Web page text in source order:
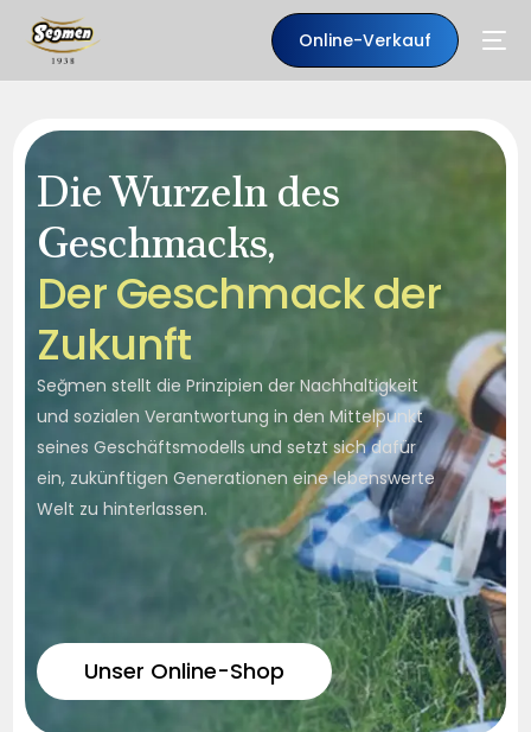
Online-Verkauf
Die Wurzeln des
Geschmacks,
DerGeschmackder
Zukunft
Seğmen stellt die Prinzipien der Nachhaltigkeit
und sozialen Verantwortung in den Mittelpunkt
seines Geschäftsmodells und setzt sich dafür
ein, zukünftigen Generationen eine lebenswerte
Welt zu hinterlassen.
Unser Online-Shop
DE